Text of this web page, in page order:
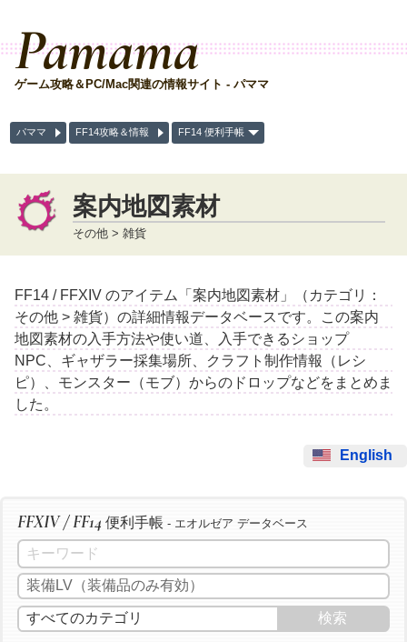
Pamama
ゲーム攻略＆PC/Mac関連の情報サイト - パママ
パママ FF14攻略＆情報 FF14 便利手帳
案内地図素材
その他 > 雑貨
FF14 / FFXIV のアイテム「案内地図素材」（カテゴリ：
その他 > 雑貨）の詳細情報データベースです。この案内
地図素材の入手方法や使い道、入手できるショップ
NPC、ギャザラー採集場所、クラフト制作情報（レシ
ピ）、モンスター（モブ）からのドロップなどをまとめま
した。
English
FFXIV / FF14 便利手帳 - エオルゼア データベース